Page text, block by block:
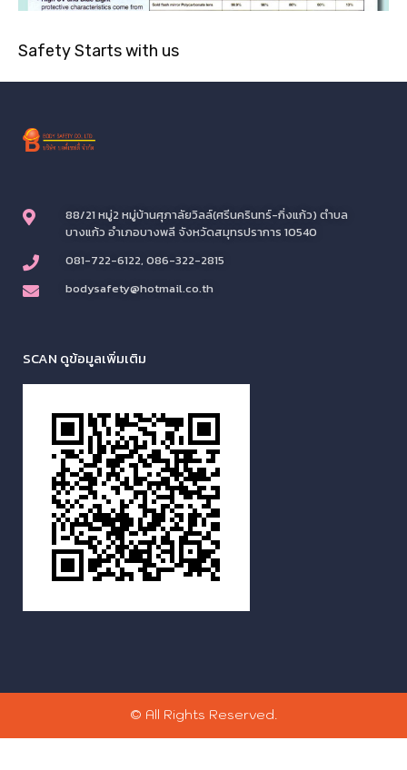
Safety Starts with us
88/21 หมู่2 หมู่บ้านศุภาลัยวิลล์(ศรีนครินทร์-กิ่งแก้ว) ตำบล
บางแก้ว อำเภอบางพลี จังหวัดสมุทรปราการ 10540
081-722-6122, 086-322-2815
bodysafety@hotmail.co.th
SCAN ดูข้อมูลเพิ่มเติม
© All Rights Reserved.